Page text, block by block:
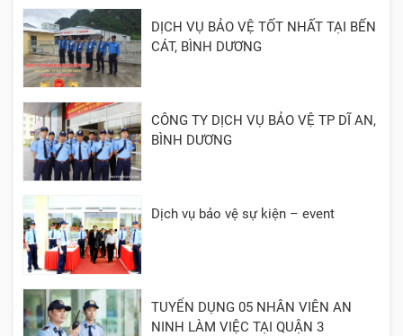
DỊCH VỤ BẢO VỆ TỐT NHẤT TẠI BẾN
CÁT, BÌNH DƯƠNG
CÔNG TY DỊCH VỤ BẢO VỆ TP DĨ AN,
BÌNH DƯƠNG
Dịch vụ bảo vệ sự kiện – event
TUYỂN DỤNG 05 NHÂN VIÊN AN
NINH LÀM VIỆC TẠI QUẬN 3